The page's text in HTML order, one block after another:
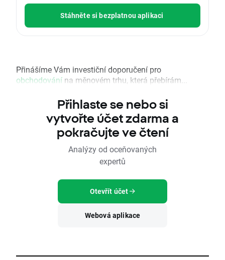
Stáhněte si bezplatnou aplikaci
Přinášíme Vám investiční doporučení pro
obchodování na měnovém trhu, která přebírám...
Přihlaste se nebo si
vytvořte účet zdarma a
pokračujte ve čtení
Analýzy od oceňovaných
expertů
Otevřít účet
Webová aplikace